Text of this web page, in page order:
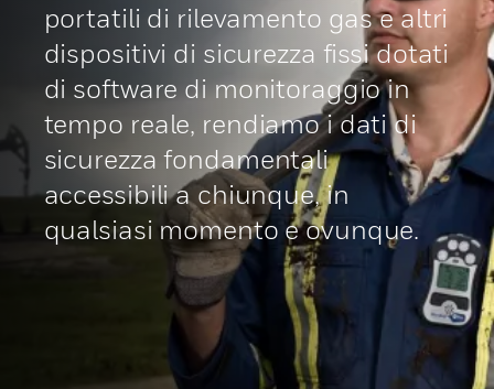
portatili di rilevamento gas e altri
dispositivi di sicurezza fissi dotati
di software di monitoraggio in
tempo reale, rendiamo i dati di
sicurezza fondamentali
accessibili a chiunque, in
qualsiasi momento e ovunque.